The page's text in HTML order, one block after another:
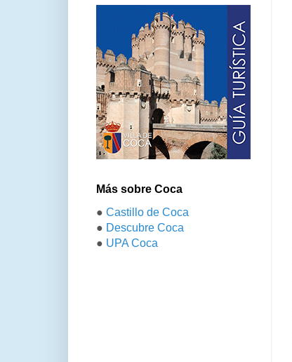
Más sobre Coca
● Castillo de Coca
● Descubre Coca
● UPA Coca